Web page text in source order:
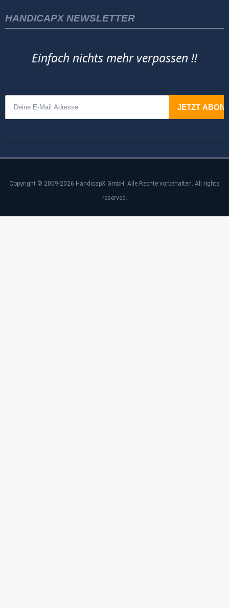
HANDICAPX NEWSLETTER
Einfach nichts mehr verpassen !!
Copyright © 2009-2026 HandicapX GmbH. Alle Rechte vorbehalten. All rights
reserved.